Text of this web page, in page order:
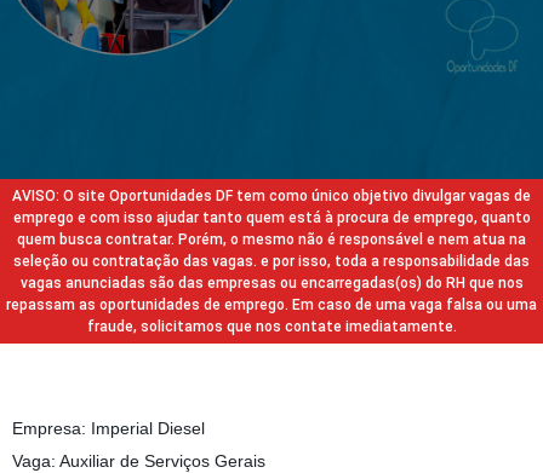
AVISO: O site Oportunidades DF tem como único objetivo divulgar vagas de
emprego e com isso ajudar tanto quem está à procura de emprego, quanto
quem busca contratar. Porém, o mesmo não é responsável e nem atua na
seleção ou contratação das vagas. e por isso, toda a responsabilidade das
vagas anunciadas são das empresas ou encarregadas(os) do RH que nos
repassam as oportunidades de emprego. Em caso de uma vaga falsa ou uma
fraude, solicitamos que nos contate imediatamente.
Empresa: Imperial Diesel
Vaga: Auxiliar de Serviços Gerais